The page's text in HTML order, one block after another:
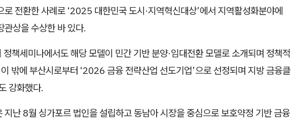
로 전환한 사례로 ‘2025 대한민국 도시·지역혁신대상’에서 지역활성화분야에
관상을 수상한 바 있다.
책세미나에서도 해당 모델이 민간 기반 분양·임대전환 모델로 소개되며 정책적
밖에 부산시로부터 ‘2026 금융 전략산업 선도기업’으로 선정되며 지방 금융클
강화했다.
지난 8월 싱가포르 법인을 설립하고 동남아 시장을 중심으로 보호약정 기반 금융